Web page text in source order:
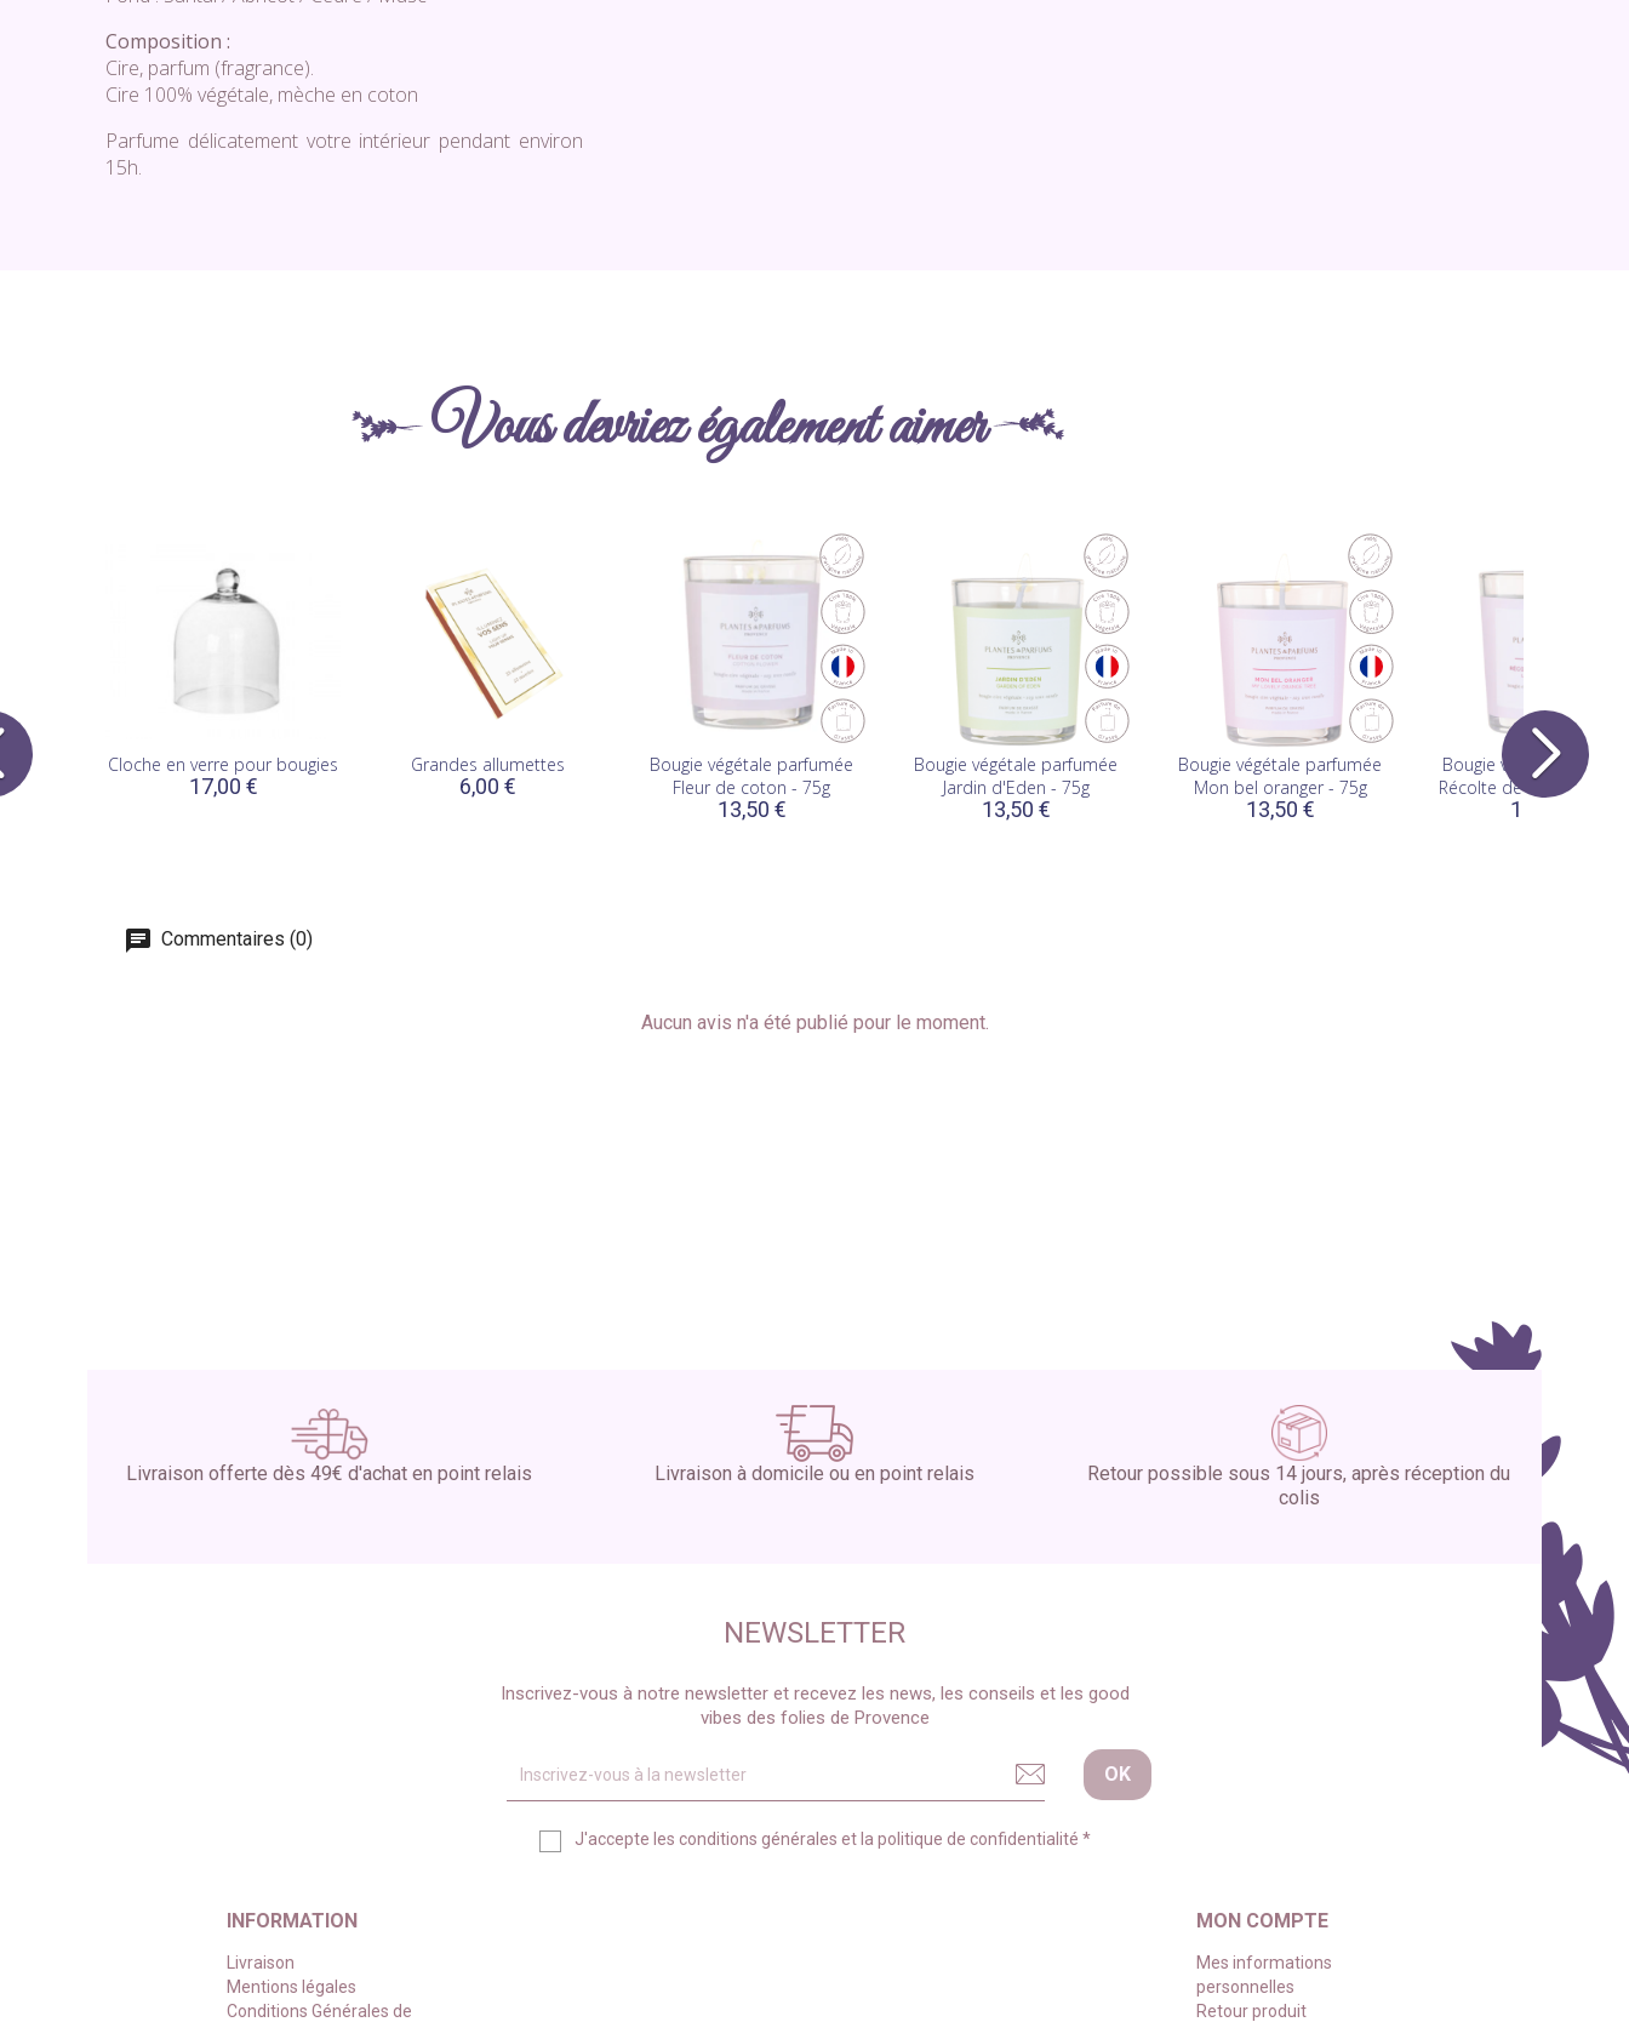
Composition :
Cire, parfum (fragrance).
Cire 100% végétale, mèche en coton
Parfume délicatement votre intérieur pendant environ
15h.
Vous devriez également aimer
Cloche en verre pour bougies
17,00 €
Grandes allumettes
6,00 €
Bougie végétale parfumée
Fleur de coton - 75g
13,50 €
(1)
Bougie végétale parfumée
Jardin d'Eden - 75g
13,50 €
Bougie végétale parfumée
Mon bel oranger - 75g
13,50 €
Bougie végétale
Récolte de la lavande -
13,50 €
Commentaires (0)
Aucun avis n'a été publié pour le moment.
Livraison offerte dès 49€ d'achat en point relais Livraison à domicile ou en point relais
Retour possible sous 14 jours, après réception du
colis
NEWSLETTER
Inscrivez-vous à notre newsletter et recevez les news, les conseils et les good
vibes des folies de Provence
J'accepte les conditions générales et la politique de confidentialité *
INFORMATION
Livraison
Mentions légales
Conditions Générales de
MON COMPTE
Mes informations
personnelles
Retour produit